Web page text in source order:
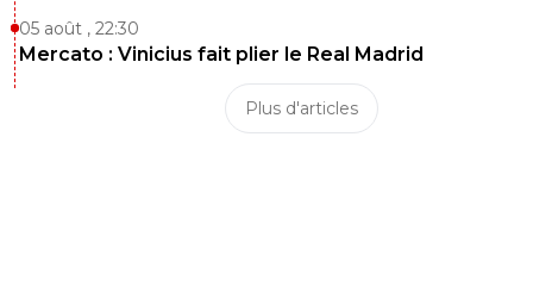
05 août , 22:30
Mercato : Vinicius fait plier le Real Madrid
Plus d'articles